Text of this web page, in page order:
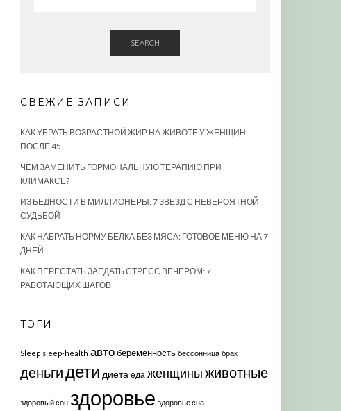
SEARCH
СВЕЖИЕ ЗАПИСИ
КАК УБРАТЬ ВОЗРАСТНОЙ ЖИР НА ЖИВОТЕ У ЖЕНЩИН
ПОСЛЕ 45
ЧЕМ ЗАМЕНИТЬ ГОРМОНАЛЬНУЮ ТЕРАПИЮ ПРИ
КЛИМАКСЕ?
ИЗ БЕДНОСТИ В МИЛЛИОНЕРЫ: 7 ЗВЕЗД С НЕВЕРОЯТНОЙ
СУДЬБОЙ
КАК НАБРАТЬ НОРМУ БЕЛКА БЕЗ МЯСА: ГОТОВОЕ МЕНЮ НА 7
ДНЕЙ
КАК ПЕРЕСТАТЬ ЗАЕДАТЬ СТРЕСС ВЕЧЕРОМ: 7
РАБОТАЮЩИХ ШАГОВ
ТЭГИ
Sleep sleep-health автобеременность бессонница брак
деньгидети диета еда женщиныживотные
здоровый сон здоровье здоровье сна